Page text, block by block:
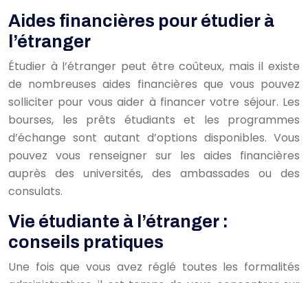
Aides financières pour étudier à
l’étranger
Étudier à l’étranger peut être coûteux, mais il existe
de nombreuses aides financières que vous pouvez
solliciter pour vous aider à financer votre séjour. Les
bourses, les prêts étudiants et les programmes
d’échange sont autant d’options disponibles. Vous
pouvez vous renseigner sur les aides financières
auprès des universités, des ambassades ou des
consulats.
Vie étudiante à l’étranger :
conseils pratiques
Une fois que vous avez réglé toutes les formalités